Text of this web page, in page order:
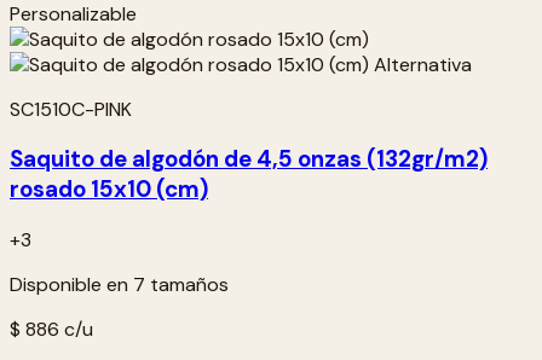
Personalizable
SC1510C-PINK
Saquito de algodón de 4,5 onzas (132gr/m2)
rosado 15x10 (cm)
+3
Disponible en 7 tamaños
$ 886 c/u